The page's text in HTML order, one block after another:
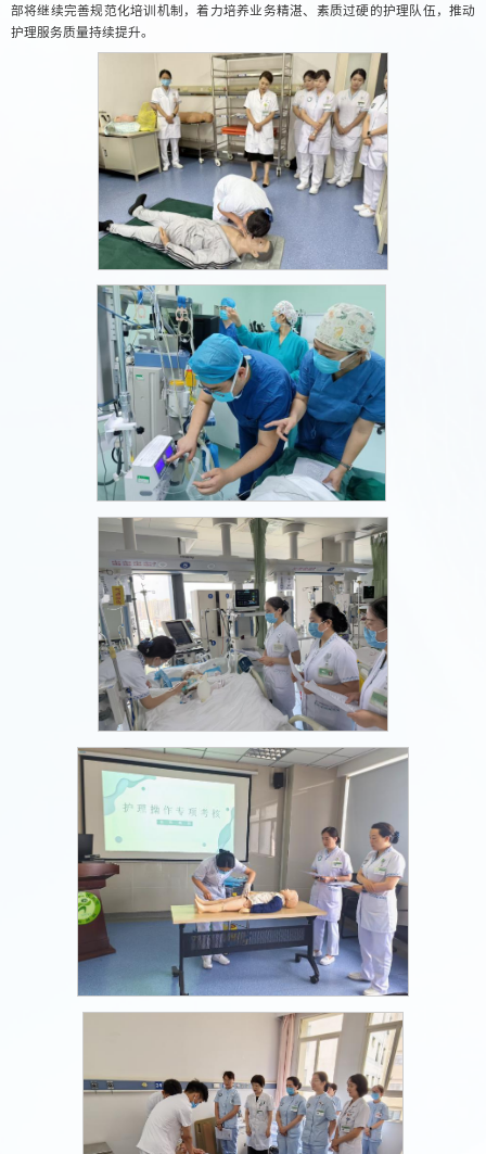
部将继续完善规范化培训机制，着力培养业务精湛、素质过硬的护理队伍，推动
护理服务质量持续提升。